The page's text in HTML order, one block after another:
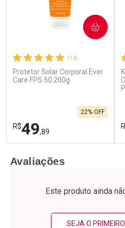
(13)
Protetor Solar Corporal Ever
Care FPS 50 200g
R$49,89
22% OFF
COMPRAR
Laboratório
Por Menos
Avaliações
Este produto ainda
SEJA O